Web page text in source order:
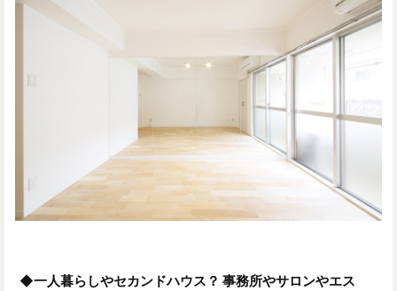
◆一人暮らしやセカンドハウス？ 事務所やサロンやエス